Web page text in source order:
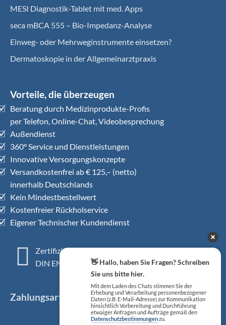
MESI Diagnostik-Tablet mit med. Apps
seca mBCA 555 – Bio-Impedanz-Analyse
Einweg- oder Mehrweginstrumente einsetzen?
Dermatoskopie in der Allgemeinarztpraxis
Vorteile, die überzeugen
Beratung durch Medizinprodukte-Profis
per Telefon, Online-Chat, Videobesprechung
Außendienst
360° Service und Dienstleistungen
Innovative Versorgungskonzepte
Versandkostenfrei ab € 125,– (netto)
innerhalb Deutschlands
Kein Mindestbestellwert
Kostenfreier Rückholservice
Eigener Technischer Kundendienst
Zertifiziertes QM-System
DIN EN ISO 13485
Zahlungsarten
👋 Hallo, haben Sie Fragen? Schreiben
Sie uns bitte hier.
Mit dem Laden des Chats stimmen Sie der
Erhebung und Verarbeitung personenbezogener
Daten (z.B. E-Mail-Adresse) zur Kommunikation
hinsichtlich Vorbereitung und Durchführung
etwaiger Anfragen und Aufträge gemäß den
Datenschutzbestimmungenzu.